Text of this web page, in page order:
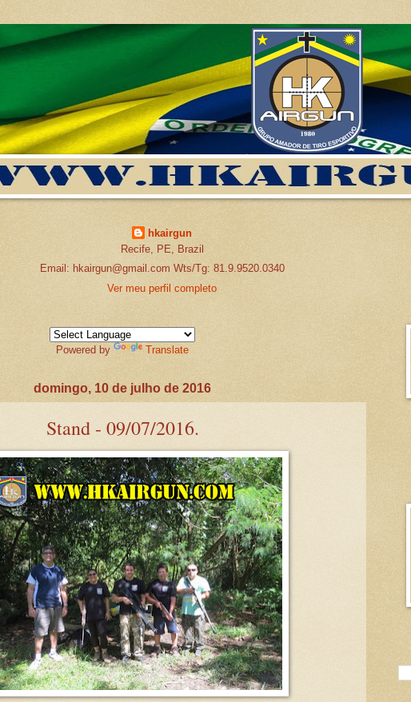
hkairgun
Recife, PE, Brazil
Email: hkairgun@gmail.com Wts/Tg: 81.9.9520.0340
Ver meu perfil completo
Powered by Translate
domingo, 10 de julho de 2016
Stand - 09/07/2016.